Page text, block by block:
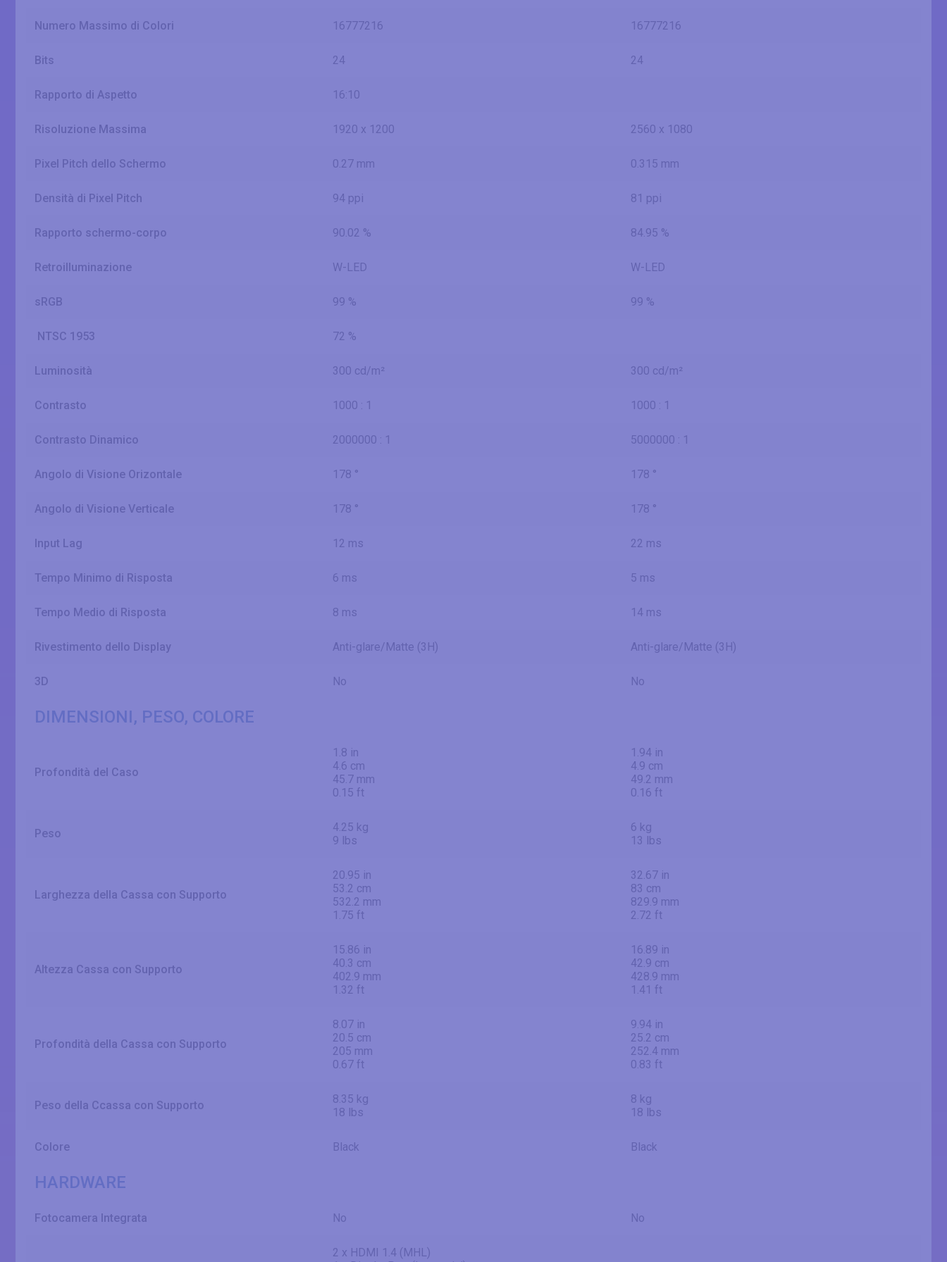
Numero Massimo di Colori 16777216 16777216
Bits 24 24
Rapporto di Aspetto 16:10
Risoluzione Massima 1920 x 1200 2560 x 1080
Pixel Pitch dello Schermo 0.27 mm 0.315 mm
Densità di Pixel Pitch 94 ppi 81 ppi
Rapporto schermo-corpo 90.02 % 84.95 %
Retroilluminazione W-LED W-LED
sRGB 99 % 99 %
NTSC 1953 72 %
Luminosità 300 cd/m² 300 cd/m²
Contrasto 1000 : 1 1000 : 1
Contrasto Dinamico 2000000 : 1 5000000 : 1
Angolo di Visione Orizontale 178 ° 178 °
Angolo di Visione Verticale 178 ° 178 °
Input Lag 12 ms 22 ms
Tempo Minimo di Risposta 6 ms 5 ms
Tempo Medio di Risposta 8 ms 14 ms
Rivestimento dello Display Anti-glare/Matte (3H) Anti-glare/Matte (3H)
3D No No
DIMENSIONI, PESO, COLORE
Profondità del Caso
1.8 in
4.6 cm
45.7 mm
0.15 ft
1.94 in
4.9 cm
49.2 mm
0.16 ft
Peso
4.25 kg
9 lbs
6 kg
13 lbs
Larghezza della Cassa con Supporto
20.95 in
53.2 cm
532.2 mm
1.75 ft
32.67 in
83 cm
829.9 mm
2.72 ft
Altezza Cassa con Supporto
15.86 in
40.3 cm
402.9 mm
1.32 ft
16.89 in
42.9 cm
428.9 mm
1.41 ft
Profondità della Cassa con Supporto
8.07 in
20.5 cm
205 mm
0.67 ft
9.94 in
25.2 cm
252.4 mm
0.83 ft
Peso della Ccassa con Supporto
8.35 kg
18 lbs
8 kg
18 lbs
Colore Black Black
HARDWARE
Fotocamera Integrata No No
2 x HDMI 1.4 (MHL)